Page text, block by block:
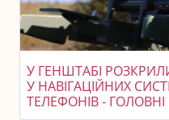
У ГЕНШТАБІ
У НАВІГАЦІЙНИХ
ТЕЛЕФОНІВ -